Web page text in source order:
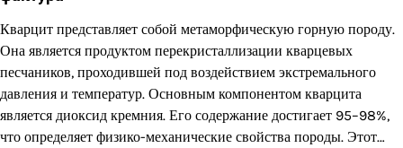
Кварцит представляет собой метаморфическую горную породу.
Она является продуктом перекристаллизации кварцевых
песчаников, проходившей под воздействием экстремального
давления и температур. Основным компонентом кварцита
является диоксид кремния. Его содержание достигает 95–98%,
что определяет физико-механические свойства породы. Этот…